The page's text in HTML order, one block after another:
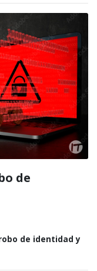
de
de identidad y